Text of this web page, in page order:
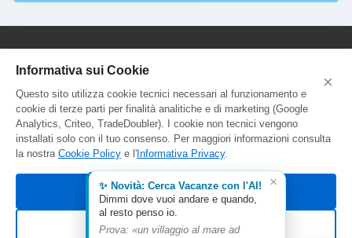
×
Informativa sui Cookie
Questo sito utilizza cookie tecnici necessari al funzionamento e
cookie di terze parti per finalità analitiche e di marketing (Google
Analytics, Criteo, TradeDoubler). I cookie non tecnici vengono
installati solo con il tuo consenso. Per maggiori informazioni consulta
la nostra Cookie Policy e l' Informativa Privacy.
Accetta tutti
Rifiuta non essenziali
✨ Novità: Cerca Vacanze con l'AI!
Dimmi dove vuoi andare e quando,
al resto penso io.
Prova: «un villaggio al mare ad
×
YallaYalla - DICA Srl
Sede Legale e Agenzia al Pubblico:
Viale Adriatico 127 - 00141 Roma
P.Iva e C.F. IT13366331000
Aut. Reg. Lazio Prot. GR744549